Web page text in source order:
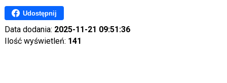
Udostępnij
Data dodania: 2025-11-21 09:51:36
Ilość wyświetleń: 141